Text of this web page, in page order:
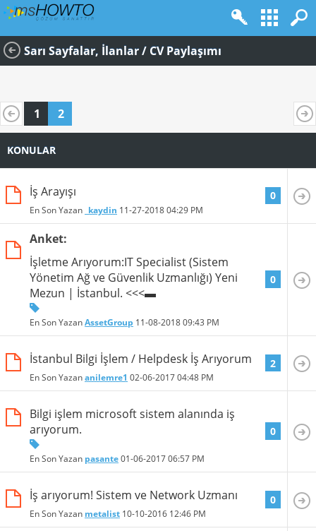
Sarı Sayfalar, İlanlar / CV Paylaşımı
1 2
KONULAR
İş Arayışı
En Son Yazan _kaydin 11-27-201804:29 PM
0
Anket:
İşletme Arıyorum:IT Specialist (Sistem
Yönetim Ağ ve Güvenlik Uzmanlığı) Yeni
Mezun | İstanbul. <<<▬
En Son YazanAssetGroup 11-08-201809:43 PM
0
İstanbul Bilgi İşlem / Helpdesk İş Arıyorum
En Son Yazananilemre1 02-06-201704:48 PM
2
Bilgi işlem microsoft sistem alanında iş
arıyorum.
En Son Yazan pasante01-06-201706:57 PM
0
İş arıyorum! Sistem ve Network Uzmanı
En Son Yazan metalist 10-10-2016 12:46 PM
0